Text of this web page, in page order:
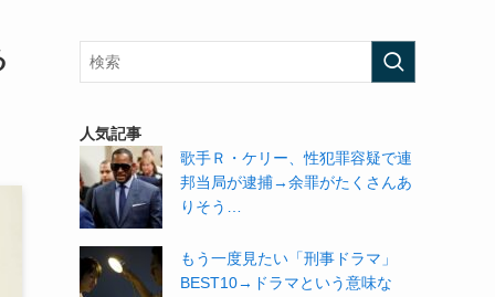
人気記事
歌手Ｒ・ケリー、性犯罪容疑で連
邦当局が逮捕→余罪がたくさんあ
りそう…
もう一度見たい「刑事ドラマ」
BEST10→ドラマという意味な